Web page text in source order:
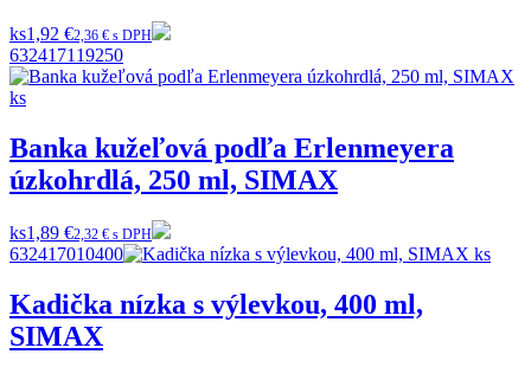
ks1,92 €2,36 € s DPH
632417119250
Banka kužeľová podľa Erlenmeyera
úzkohrdlá, 250 ml, SIMAX
ks1,89 €2,32 € s DPH
632417010400
Kadička nízka s výlevkou, 400 ml,
SIMAX